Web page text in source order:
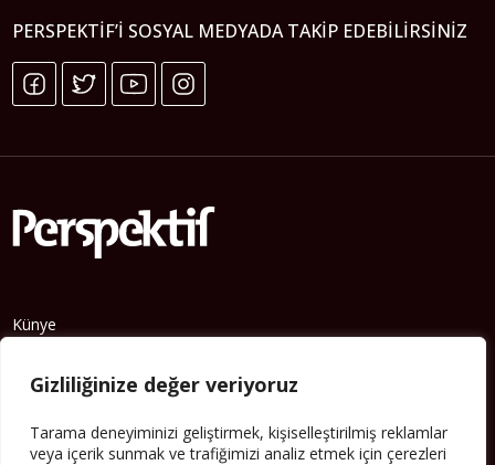
Gizliliğinize değer veriyoruz
Tarama deneyiminizi geliştirmek, kişiselleştirilmiş reklamlar
veya içerik sunmak ve trafiğimizi analiz etmek için çerezleri
PERSPEKTIF’I SOSYAL MEDYADA TAKIP EDEBILIRSINIZ
Künye
Abonelik
Hakkımızda